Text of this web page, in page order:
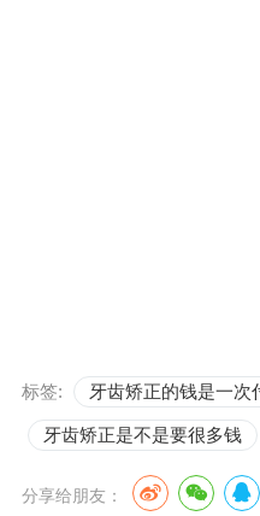
标签: 牙齿矫正的钱是一次
牙齿矫正是不是要很多钱
分享给朋友：